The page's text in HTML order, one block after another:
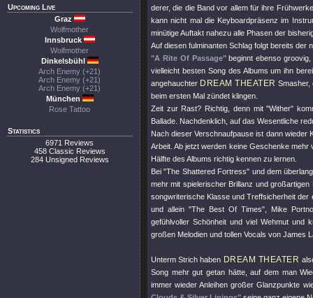
Upcoming Live
Graz
Wolfmother
Innsbruck
Wolfmother
Dinkelsbühl
Arch Enemy (+21)
Arch Enemy (+21)
Arch Enemy (+21)
München
Rose Tattoo
Statistics
6971 Reviews
458 Classic Reviews
284 Unsigned Reviews
derer, die die Band vor allem für ihre
kann nicht mal die Keyboardpräsenz im
minütige Auftakt nahezu alle Phasen der
Auf diesen fulminanten Schlag folgt bereits der
"A Rite Of Passage"beginnt ebenso
vielleicht besten Song des Albums um ihn
angehauchter DREAM THEATER Smasher,
beim ersten Mal zündet klingen.
Zeit zur Rast? Richtig, denn mit"Wither"
Ballade. Nachdenklich, auf das Wesentliche
Nach dieser Verschnaufpause ist dann wieder
Arbeit. Ab jetzt werden keine Geschenke
Hälfte des Albums richtig kennen zu lernen.
Bei"The Shattered Fortress" und dem
mehr mit spielerischer Brillanz und
songwriterische Klasse und Treffsicherheit
und allein"The Best Of Times" , Mike
gefühlvoller Schönheit und viel Wehmut und
großen Melodien und tollen Vocals von James
Unterm Strich haben DREAM THEATER
Song mehr gut getan hätte, auf dem man
immer wieder Anleihen großer Glanzpunkte